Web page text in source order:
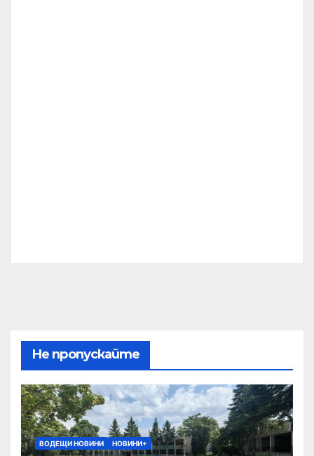
Не пропускайте
ВОДЕЩИ НОВИНИ НОВИНИ+